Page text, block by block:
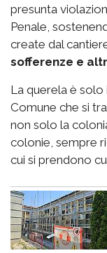
presunta
Penale,
create dal
sofferenze e
La querela è solo
Comune che si
non solo la
colonie, sempre
cui si prendono